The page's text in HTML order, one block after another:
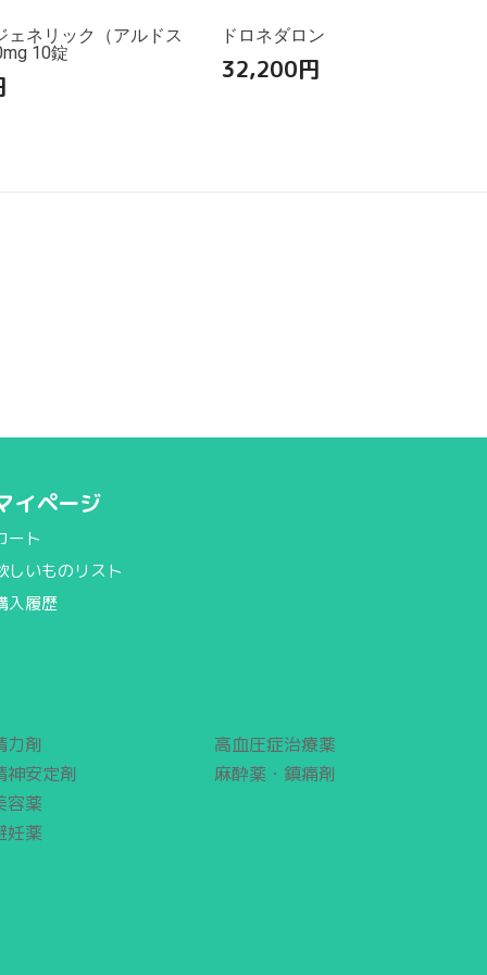
ェネリック（アルドス
10錠
ドロネダロン
32,200円
イページ
ート
しいものリスト
入履歴
力剤
神安定剤
容薬
妊薬
高血圧症治療薬
麻酔薬・鎮痛剤